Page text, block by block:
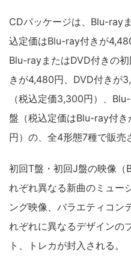
CDパッケージは、Blu-ray
込定価はBlu-ray付きが
Blu-rayまたはDVD付きの
きが4,480円、DVD付きが
（税込定価3,300円）、
盤（税込定価はBlu-ray付
円）の、全4形態7種で販売
初回T盤・初回J盤の映像
れぞれ異なる新曲のミュー
ング映像、バラエティコン
れぞれに異なるデザインの
ト、トレカが封入される。